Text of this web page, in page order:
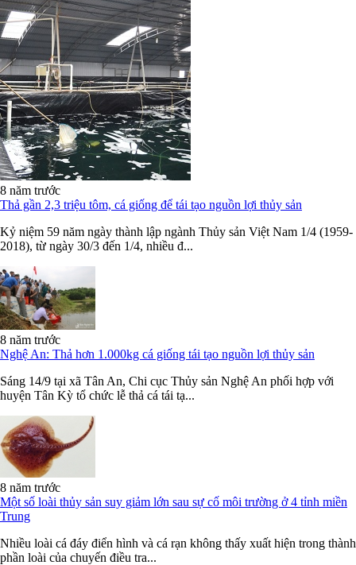
8 năm trước
Thả gần 2,3 triệu tôm, cá giống để tái tạo nguồn lợi thủy sản
Kỷ niệm 59 năm ngày thành lập ngành Thủy sản Việt Nam 1/4 (1959-
2018), từ ngày 30/3 đến 1/4, nhiều đ...
8 năm trước
Nghệ An: Thả hơn 1.000kg cá giống tái tạo nguồn lợi thủy sản
Sáng 14/9 tại xã Tân An, Chi cục Thủy sản Nghệ An phối hợp với
huyện Tân Kỳ tổ chức lễ thả cá tái tạ...
8 năm trước
Một số loài thủy sản suy giảm lớn sau sự cố môi trường ở 4 tỉnh miền
Trung
Nhiều loài cá đáy điển hình và cá rạn không thấy xuất hiện trong thành
phần loài của chuyến điều tra...